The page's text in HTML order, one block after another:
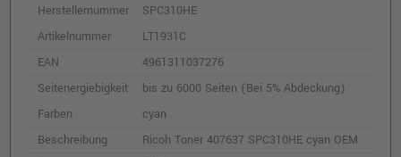
117,99 €
inkl. MwSt.zzgl. Versand
Kompatibler Toner ersetzt Ricoh 406479
o. MwSt.57,97 €
68,98 € shopping_cart
Herstellernummer
SPC310HE
Artikelnummer
LT1931C
EAN
4961311037276
Seitenergiebigkeit
bis zu 6000 Seiten (Bei 5% Abdeckung)
Farben
cyan
Beschreibung
Ricoh Toner 407637 SPC310HE cyan OEM